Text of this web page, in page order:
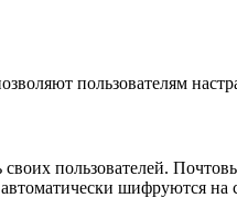
пользователям
пользователей.
шифруются на